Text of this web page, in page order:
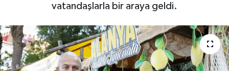
vatandaşlarla bir araya geldi.
Gündem
Politika